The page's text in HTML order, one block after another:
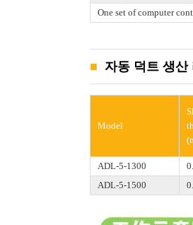
One set of computer
자동 덕트 생산
Model
ADL-5-1300
ADL-5-1500